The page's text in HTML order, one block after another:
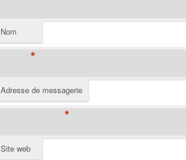
Nom
*
Adresse de messagerie
*
Site web